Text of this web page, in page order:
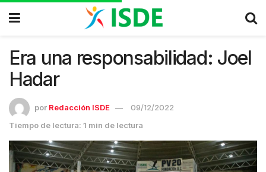
Era una responsabilidad: Joel
Hadar
por Redacción ISDE
09/12/2022
Tiempo de lectura: 1 min de lectura